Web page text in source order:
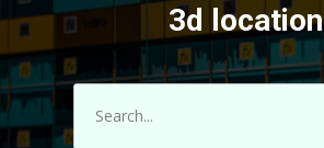
3d location